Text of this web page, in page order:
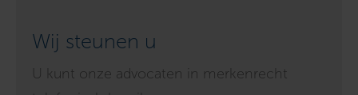
Wij steunen u
U kunt onze advocaten in merkenrecht